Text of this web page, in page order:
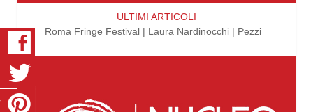
ULTIMI ARTICOLI
Roma Fringe Festival | Laura Nardinocchi | Pezzi